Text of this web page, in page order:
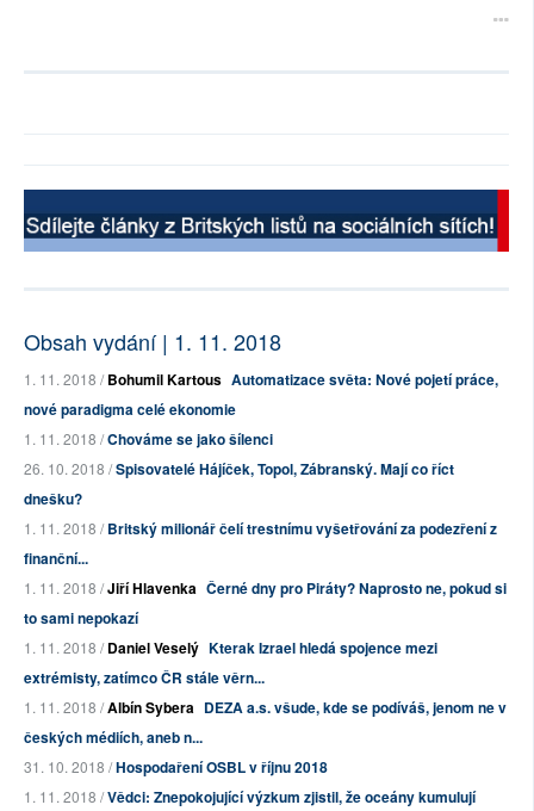
Obsah vydání | 1. 11. 2018
1. 11. 2018 /Bohumil Kartous Automatizace světa: Nové pojetí práce,
nové paradigma celé ekonomie
1. 11. 2018 /Chováme se jako šílenci
26. 10. 2018 /Spisovatelé Hájíček, Topol, Zábranský. Mají co říct
dnešku?
1. 11. 2018 /Britský milionář čelí trestnímu vyšetřování za podezření z
finanční...
1. 11. 2018 /Jiří Hlavenka Černé dny pro Piráty? Naprosto ne, pokud si
to sami nepokazí
1. 11. 2018 /Daniel Veselý Kterak Izrael hledá spojence mezi
extrémisty, zatímco ČR stále věrn...
1. 11. 2018 /Albín Sybera DEZA a.s. všude, kde se podíváš, jenom ne v
českých médiích, aneb n...
31. 10. 2018 /Hospodaření OSBL v říjnu 2018
1. 11. 2018 /Vědci: Znepokojující výzkum zjistil, že oceány kumulují